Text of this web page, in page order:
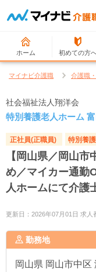
ホーム 初めての方
マイナビ介護職 介護職
社会福祉法人翔洋会
特別養護老人ホーム
正社員(正職員) 特別養
【岡山県／岡山市
め／マイカー通
人ホームにて介
更新日：2026年07月01日 求人
勤務地
岡山県 岡山市中区